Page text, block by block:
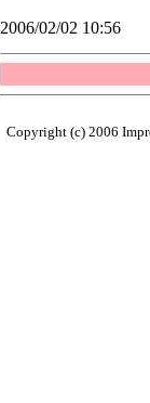
2006/02/02 10:56
Copyright (c) 2006